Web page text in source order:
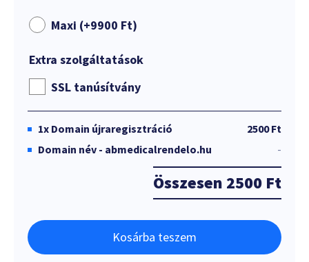
Maxi (+9900 Ft)
Extra szolgáltatások
SSL tanúsítvány
1x Domain újraregisztráció
2500 Ft
Domain név - abmedicalrendelo.hu
-
Összesen 2500 Ft
Kosárba teszem